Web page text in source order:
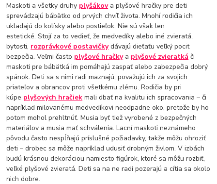
Maskoti a všetky druhy plyšákova plyšové hračky pre deti
sprevádzajú bábätko od prvých chvíľ života. Mnohí rodičia ich
ukladajú do kolísky alebo postieľok. Nie sú však len
estetické. Stojí za to vedieť, že medvedíky alebo iné zvieratá,
bytosti, rozprávkové postavičkydávajú dieťaťu veľký pocit
bezpečia. Veľmi často plyšové hračkya plyšové zvieratká či
maskoti pre bábätká im pomáhajú zaspať alebo zabezpečia dobrý
spánok. Deti sa s nimi radi maznajú, považujú ich za svojich
priateľov a obrancov proti všetkému zlému. Rodičia by pri
kúpe plyšových hračiek mali dbať na kvalitu ich spracovania – či
napríklad milovanému medvedíkovi neodpadne oko, pretože by ho
potom mohol prehltnúť. Musia byť tiež vyrobené z bezpečných
materiálov a musia mať schválenia. Lacní maskoti neznámeho
pôvodu často nespĺňajú príslušné požiadavky, takže môžu ohroziť
deti – drobec sa môže napríklad udusiť drobným živlom. V izbách
budú krásnou dekoráciou namiesto figúrok, ktoré sa môžu rozbiť,
veľké plyšové zvieratá. Deti sa na ne radi pozerajú a cítia sa okolo
nich dobre.